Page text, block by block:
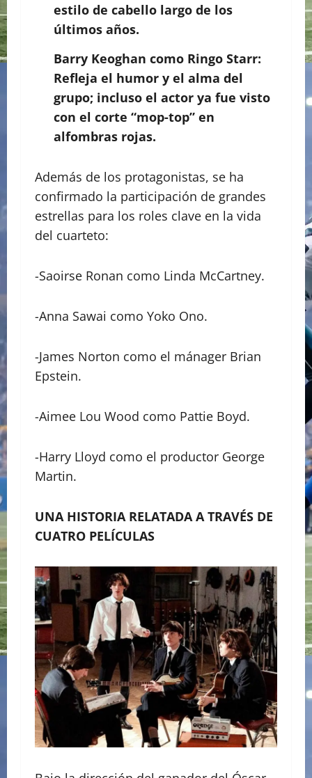
estilo de cabello largo de los
últimos años.
Barry Keoghan como Ringo Starr:
Refleja el humor y el alma del
grupo; incluso el actor ya fue visto
con el corte “mop-top” en
alfombras rojas.
​Además de los protagonistas, se ha
confirmado la participación de grandes
estrellas para los roles clave en la vida
del cuarteto:
​-Saoirse Ronan como Linda McCartney.
​-Anna Sawai como Yoko Ono.
​-James Norton como el mánager Brian
Epstein.
​-Aimee Lou Wood como Pattie Boyd.
​-Harry Lloyd como el productor George
Martin.
UNA HISTORIA RELATADA A TRAVÉS DE
CUATRO PELÍCULAS